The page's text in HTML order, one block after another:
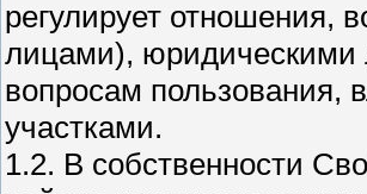
регулирует отношения,
лицами), юридическими
вопросам
участками.
1.2. В собственности